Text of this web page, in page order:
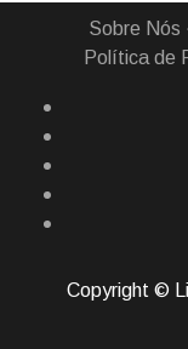
Sobre Nós
Política de
Copyright ©